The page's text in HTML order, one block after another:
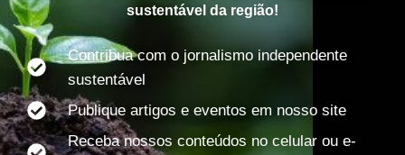
sustentável da região!
Contribua com o jornalismo independente
sustentável
Publique artigos e eventos em nosso site
Receba nossos conteúdos no celular ou e-